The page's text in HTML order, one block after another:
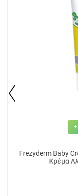
+
Frezyderm Baby
Κρέμα